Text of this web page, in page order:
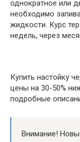
однократное или
необходимо
жидкости. Курс
недель, через
Купить настойку
цены на 30-50%
подробные
Внимание!